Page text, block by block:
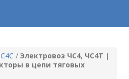
/ Электровоз ЧС4, ЧС4Т |
в цепи тяговых